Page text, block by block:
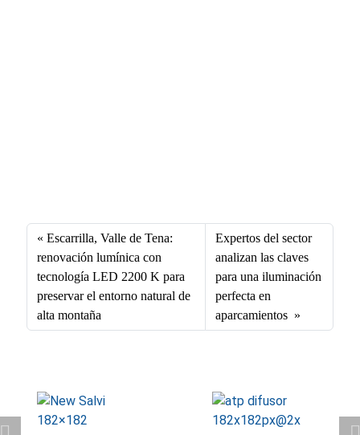
bo
ok
ed
In
ail
pp
Escarrilla, Valle de Tena:
renovación lumínica con
tecnología LED 2200 K para
preservar el entorno natural de
alta montaña
Expertos del sector
analizan las claves
para una iluminación
perfecta en
aparcamientos